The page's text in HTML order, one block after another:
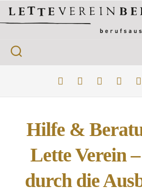
Hilfe &
Lette Verein
durch die